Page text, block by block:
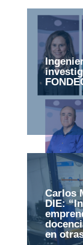
Carlos
DIE:
en